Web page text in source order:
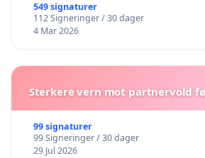
549 signaturer
112 Signeringer / 30 dager
4 Mar 2026
Sterkere vern mot partnervold
99 signaturer
99 Signeringer / 30 dager
29 Jul 2026